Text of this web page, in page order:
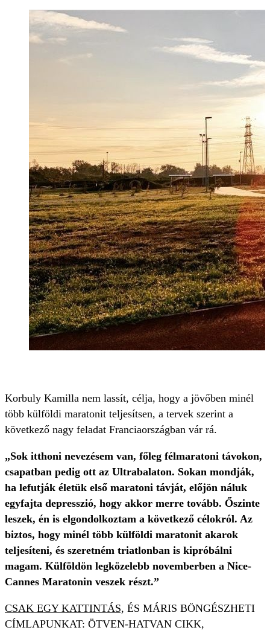
Korbuly Kamilla nem lassít, célja, hogy a jövőben minél
több külföldi maratonit teljesítsen, a tervek szerint a
következő nagy feladat Franciaországban vár rá.
„Sok itthoni nevezésem van, főleg félmaratoni távokon,
csapatban pedig ott az Ultrabalaton. Sokan mondják,
ha lefutják életük első maratoni távját, előjön náluk
egyfajta depresszió, hogy akkor merre tovább. Őszinte
leszek, én is elgondolkoztam a következő célokról. Az
biztos, hogy minél több külföldi maratonit akarok
teljesíteni, és szeretném triatlonban is kipróbálni
magam. Külföldön legközelebb novemberben a Nice-
Cannes Maratonin veszek részt.”
CSAK EGY KATTINTÁS, ÉS MÁRIS BÖNGÉSZHETI
CÍMLAPUNKAT: ÖTVEN-HATVAN CIKK,